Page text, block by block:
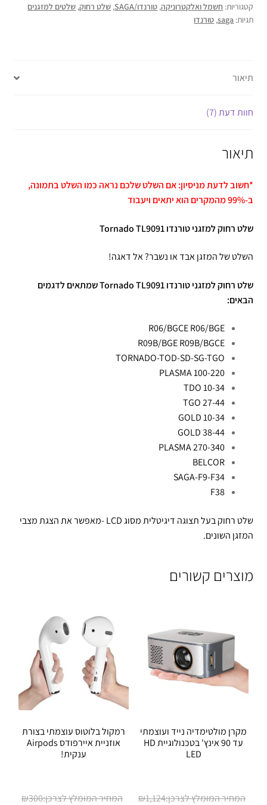
קטגוריות: חשמל ואלקטרוניקה, טורנדו/SAGA , שלט רחוק, שלטים למזגנים
תגיות: saga
, טורנדו
תיאור
חוות דעת (7)
תיאור
*חשוב לדעת מניסיון: אם השלט שלכם נראה כמו השלט בתמונה,
ב-99% מהמקרים הוא יתאים ויעבוד
שלט רחוק למזגני טורנדו Tornado TL9091
השלט של המזגן אבד או נשבר? אל דאגה!
שלט רחוק למזגני טורנדו Tornado TL9091 שמתאים לדגמים
הבאים:
R06/BGCE R06/BGE
R09B/BGE R09B/BGCE
TORNADO-TOD-SD-SG-TGO
PLASMA 100-220
TDO 10-34
TGO 27-44
GOLD 10-34
GOLD 38-44
PLASMA 270-340
BELCOR
SAGA-F9-F34
F38
שלט רחוק בעל תצוגה דיגיטלית מסוג LCD -מאפשר את הצגת מצבי
המזגן השונים.
מוצרים קשורים
מקרן מולטימדיה נייד ועוצמתי
עד 90 אינץ' בטכנולוגיית HD
LED
₪1,124
רמקול בלוטוס עוצמתי בצורת
אוזניית איירפודס Airpods
ענקית!
₪300